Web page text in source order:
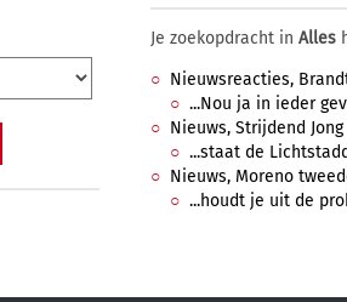
Je zoekopdracht in Alles
Nieuwsreacties,
...Nou ja in ieder
Nieuws, Strijdend
...staat de
Nieuws, Moreno
...houdt je uit de